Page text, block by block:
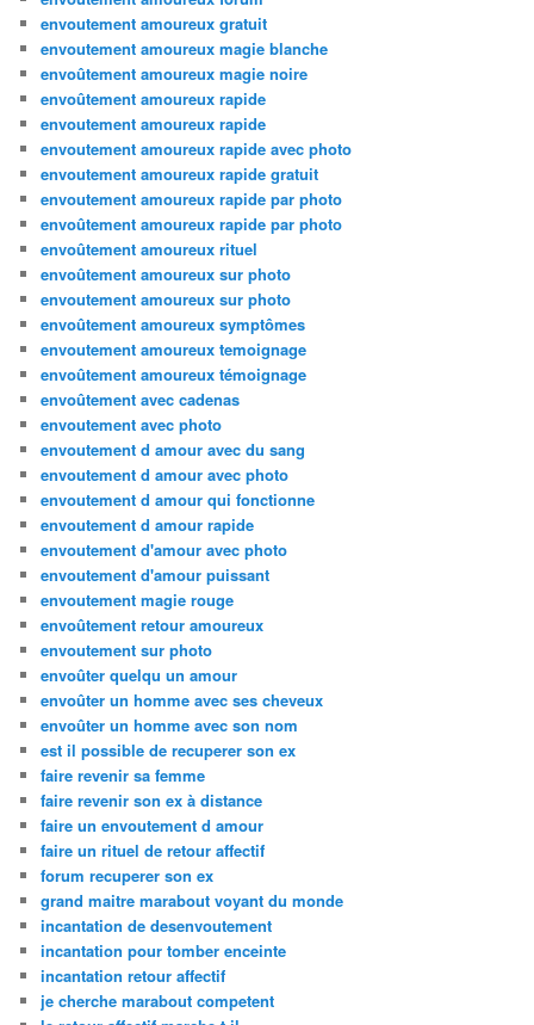
envoutement amoureux gratuit
envoutement amoureux magie blanche
envoûtement amoureux magie noire
envoûtement amoureux rapide
envoutement amoureux rapide
envoutement amoureux rapide avec photo
envoutement amoureux rapide gratuit
envoutement amoureux rapide par photo
envoûtement amoureux rapide par photo
envoûtement amoureux rituel
envoûtement amoureux sur photo
envoutement amoureux sur photo
envoûtement amoureux symptômes
envoutement amoureux temoignage
envoûtement amoureux témoignage
envoûtement avec cadenas
envoutement avec photo
envoutement d amour avec du sang
envoutement d amour avec photo
envoutement d amour qui fonctionne
envoutement d amour rapide
envoutement d'amour avec photo
envoutement d'amour puissant
envoutement magie rouge
envoûtement retour amoureux
envoutement sur photo
envoûter quelqu un amour
envoûter un homme avec ses cheveux
envoûter un homme avec son nom
est il possible de recuperer son ex
faire revenir sa femme
faire revenir son ex à distance
faire un envoutement d amour
faire un rituel de retour affectif
forum recuperer son ex
grand maitre marabout voyant du monde
incantation de desenvoutement
incantation pour tomber enceinte
incantation retour affectif
je cherche marabout competent